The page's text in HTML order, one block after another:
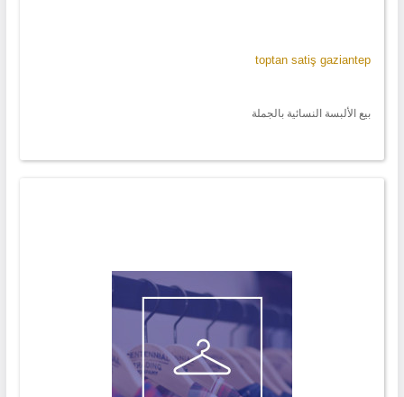
toptan satiş gaziantep
بيع الألبسة النسائية بالجملة